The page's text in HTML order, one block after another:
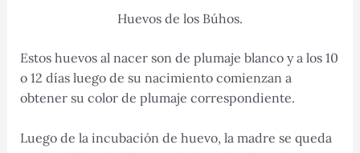
Huevos de los Búhos.
Estos huevos al nacer son de plumaje blanco y a los 10
o 12 días luego de su nacimiento comienzan a
obtener su color de plumaje correspondiente.
Luego de la incubación de huevo, la madre se queda